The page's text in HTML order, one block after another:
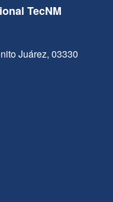
TecNM
Juárez, 03330